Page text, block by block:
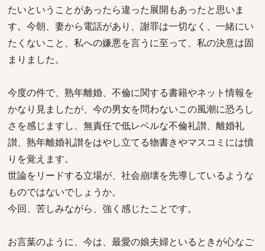
たいということがあったら違った展開もあったと思いま
す。今朝、妻から電話があり、謝罪は一切なく、一緒にい
たくないこと、私への嫌悪を言うに至って、私の決意は固
まりました。
今度の件で、熟年離婚、不倫に関する書籍やネット情報を
かなり見ましたが、今の男女を問わないこの風潮に恐ろし
さを感じますし、無責任で低レベルな不倫礼讃、離婚礼
讃、熟年離婚礼讃をはやし立てる物書きやマスコミには憤
りを覚えます。
世論をリードする立場が、社会崩壊を先導しているような
ものではないでしょうか。
今回、苦しみながら、強く感じたことです。
お言葉のように、今は、最愛の娘夫婦といるときが心なご